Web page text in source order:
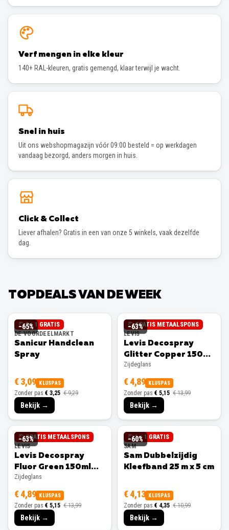
Verf mengen in elke kleur
140+ RAL-kleuren, gratis gemengd, klaar terwijl je wacht.
Snel in huis
Uit ons webshopmagazijn vóór 09:00 besteld = op werkdagen
vandaag bezorgd, anders morgen in huis.
Click & Collect
Liever afhalen? Gratis in een van onze 5 winkels, vaak dezelfde
dag.
TOPDEALS VAN DE WEEK
−65%
2 + 1 GRATIS
DE VOORDEELMARKT
Sanicur Handclean
Spray
€ 3,09 KLUSPAS
Zonder pas € 3,25 € 9,29
Bekijk →
−63%
GRATIS METAALSPONS
LEVIS
Levis Decospray
Glitter Copper 150ml
Zijdeglans
Zijdeglans
€ 4,89 KLUSPAS
Zonder pas € 5,15 € 13,99
Bekijk →
−63%
GRATIS METAALSPONS
LEVIS
Levis Decospray
Fluor Green 150ml
Zijdeglans
Zijdeglans
€ 4,89 KLUSPAS
Zonder pas € 5,15 € 13,99
Bekijk →
−60%
1 + 1 GRATIS
SAM
Sam Dubbelzijdig
Kleefband 25 m x 5 cm
€ 4,13 KLUSPAS
Zonder pas € 4,35 € 10,99
Bekijk →